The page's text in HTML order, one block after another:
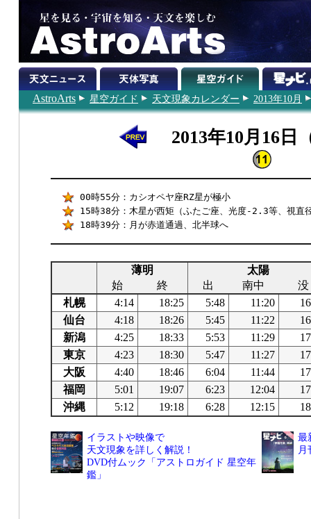
AstroArts 星空ガイド 天文現象カレンダー 2013年10月
2013年10月16日
00時55分：カシオペヤ座RZ星が極小
15時38分：木星が西矩（ふたご座、光度-2.3等、視
18時39分：月が赤道通過、北半球へ
薄明
太陽
始
終 出 南中
没
札幌
4:14 18:25 5:48 11:20
仙台
4:18 18:26 5:45 11:22
新潟
4:25 18:33 5:53 11:29
東京
4:23 18:30 5:47 11:27
大阪
4:40 18:46 6:04 11:44
福岡
5:01 19:07 6:23 12:04
沖縄
5:12 19:18 6:28 12:15
イラストや映像で
天文現象を詳しく解説！
DVD付ムック「アストロガイド 星空年
鑑」
最
月